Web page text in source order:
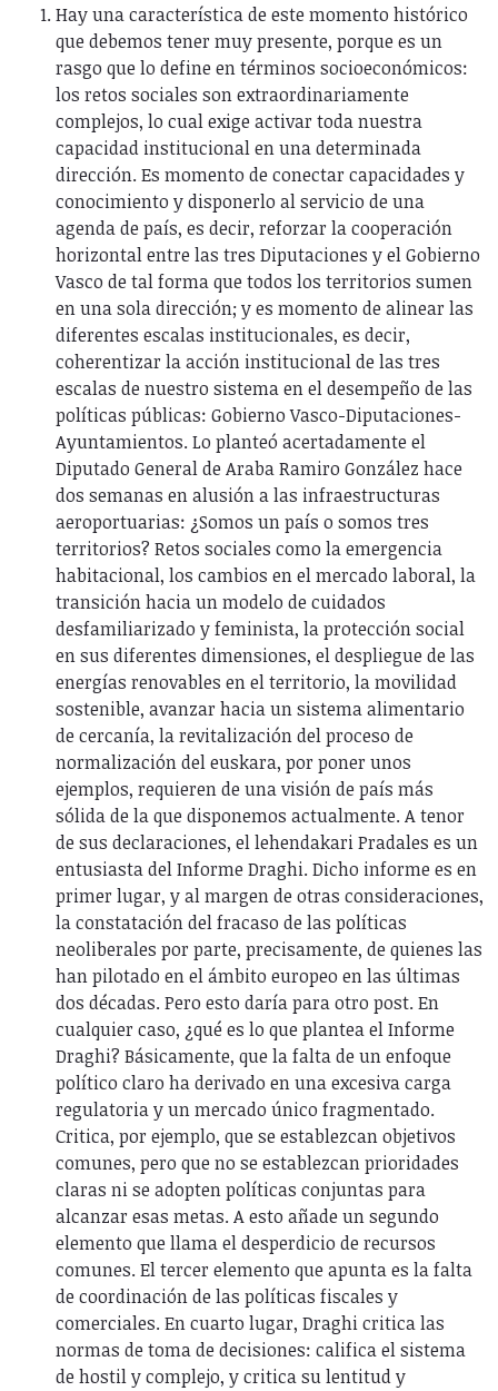
Hay una característica de este momento histórico
que debemos tener muy presente, porque es un
rasgo que lo define en términos socioeconómicos:
los retos sociales son extraordinariamente
complejos, lo cual exige activar toda nuestra
capacidad institucional en una determinada
dirección. Es momento de conectar capacidades y
conocimiento y disponerlo al servicio de una
agenda de país, es decir, reforzar la cooperación
horizontal entre las tres Diputaciones y el Gobierno
Vasco de tal forma que todos los territorios sumen
en una sola dirección; y es momento de alinear las
diferentes escalas institucionales, es decir,
coherentizar la acción institucional de las tres
escalas de nuestro sistema en el desempeño de las
políticas públicas: Gobierno Vasco-Diputaciones-
Ayuntamientos. Lo planteó acertadamente el
Diputado General de Araba Ramiro González hace
dos semanas en alusión a las infraestructuras
aeroportuarias: ¿Somos un país o somos tres
territorios? Retos sociales como la emergencia
habitacional, los cambios en el mercado laboral, la
transición hacia un modelo de cuidados
desfamiliarizado y feminista, la protección social
en sus diferentes dimensiones, el despliegue de las
energías renovables en el territorio, la movilidad
sostenible, avanzar hacia un sistema alimentario
de cercanía, la revitalización del proceso de
normalización del euskara, por poner unos
ejemplos, requieren de una visión de país más
sólida de la que disponemos actualmente. A tenor
de sus declaraciones, el lehendakari Pradales es un
entusiasta del Informe Draghi. Dicho informe es en
primer lugar, y al margen de otras consideraciones,
la constatación del fracaso de las políticas
neoliberales por parte, precisamente, de quienes las
han pilotado en el ámbito europeo en las últimas
dos décadas. Pero esto daría para otro post. En
cualquier caso, ¿qué es lo que plantea el Informe
Draghi? Básicamente, que la falta de un enfoque
político claro ha derivado en una excesiva carga
regulatoria y un mercado único fragmentado.
Critica, por ejemplo, que se establezcan objetivos
comunes, pero que no se establezcan prioridades
claras ni se adopten políticas conjuntas para
alcanzar esas metas. A esto añade un segundo
elemento que llama el desperdicio de recursos
comunes. El tercer elemento que apunta es la falta
de coordinación de las políticas fiscales y
comerciales. En cuarto lugar, Draghi critica las
normas de toma de decisiones: califica el sistema
de hostil y complejo, y critica su lentitud y